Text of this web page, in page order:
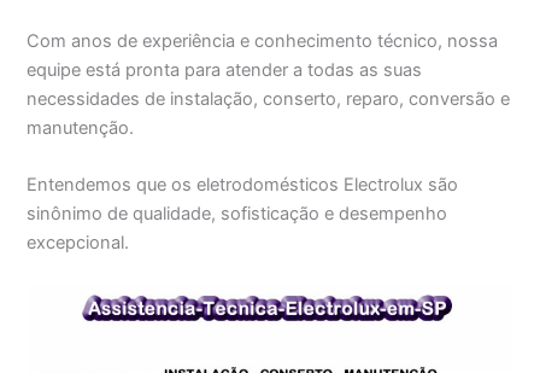
Com anos de experiência e conhecimento técnico, nossa
equipe está pronta para atender a todas as suas
necessidades de instalação, conserto, reparo, conversão e
manutenção.
Entendemos que os eletrodomésticos Electrolux são
sinônimo de qualidade, sofisticação e desempenho
excepcional.